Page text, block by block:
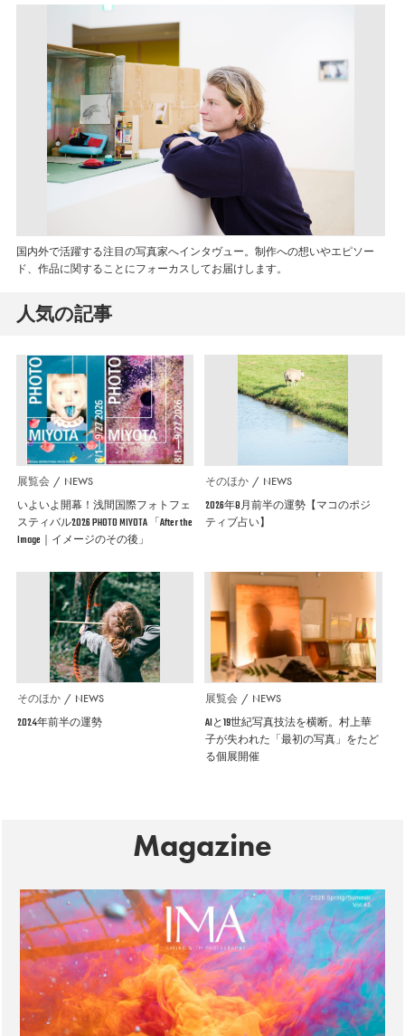
国内外で活躍する注目の写真家へインタヴュー。制作への想いやエピソー
ド、作品に関することにフォーカスしてお届けします。
人気の記事
展覧会 NEWS
いよいよ開幕！浅間国際フォトフェ
スティバル2026 PHOTO MIYOTA 「After the
Image｜イメージのその後」
そのほか NEWS
2026年8月前半の運勢【マコのポジ
ティブ占い】
そのほか NEWS
2024年前半の運勢
展覧会 NEWS
AIと19世紀写真技法を横断。村上華
子が失われた「最初の写真」をたど
る個展開催
Magazine